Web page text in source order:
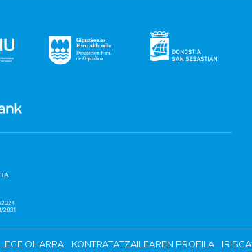
LEGE OHARRA KONTRATATZAILEAREN PROFILA